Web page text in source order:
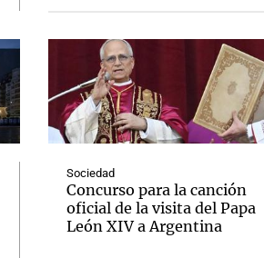
Sociedad
Concurso para la canción
oficial de la visita del Papa
León XIV a Argentina